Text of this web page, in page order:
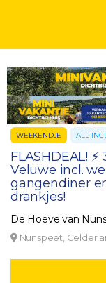
WEEKENDJE ALL-
FLASHDEAL!
Veluwe incl.
gangendiner
drankjes!
De Hoeve van
Nunspeet,